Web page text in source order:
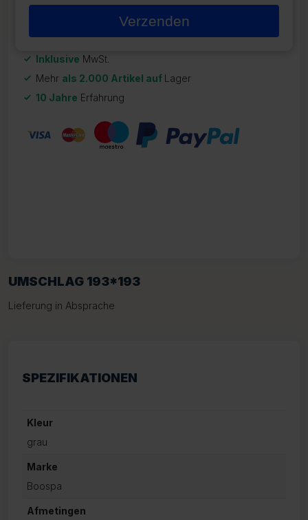
UMSCHLAG 193*193
Lieferung in Absprache
SPEZIFIKATIONEN
Kleur
grau
Marke
Boospa
Afmetingen
Inklusive MwSt.
Mehr als 2.000 Artikel auf Lager
10 Jahre Erfahrung
e-
in
Verzenden